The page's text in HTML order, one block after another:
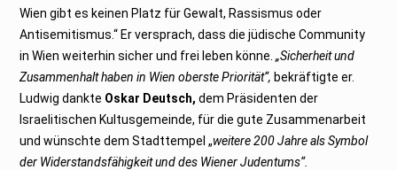
Wien gibt es keinen Platz für Gewalt, Rassismus oder
Antisemitismus.“ Er versprach, dass die jüdische Community
in Wien weiterhin sicher und frei leben könne.„Sicherheit und
Zusammenhalt haben in Wien oberste Priorität“, bekräftigte er.
Ludwig dankte Oskar Deutsch, dem Präsidenten der
Israelitischen Kultusgemeinde, für die gute Zusammenarbeit
und wünschte dem Stadttempel „weitere 200 Jahre als Symbol
der Widerstandsfähigkeit und des Wiener Judentums“.